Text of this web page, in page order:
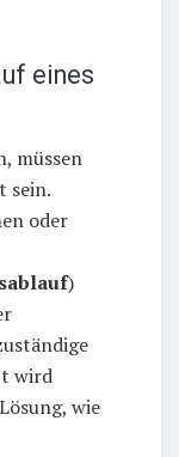
eines
müssen
sein.
oder
)
wird
wie